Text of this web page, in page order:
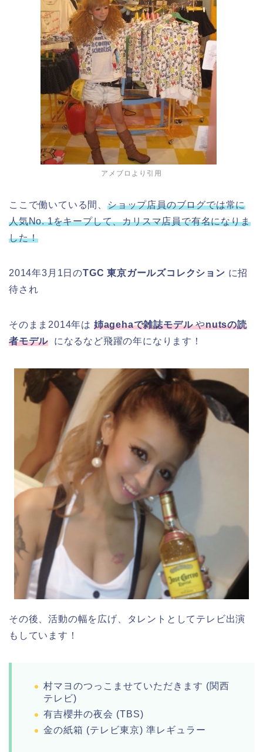
アメブロより引用
ここで働いている間、 ショップ店員のブログでは常に
人気No. 1をキープして、カリスマ店員で有名になりま
した！
2014年3月1日のTGC 東京ガールズコレクション に招
待され
そのまま2014年は 姉agehaで雑誌モデルやnutsの読
者モデル
になるなど飛躍の年になります！
その後、活動の幅を広げ、タレントとしてテレビ出演
もしています！
村マヨのつっこませていただきます (関西
テレビ)
有吉櫻井の夜会 (TBS)
金の紙箱 (テレビ東京) 準レギュラー